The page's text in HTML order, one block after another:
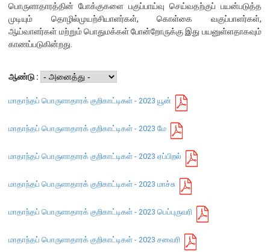
நிறுவனக் கட்டமைப்பு
முதன்மை அலுவலர்கள்
திணைக்களங்கள்
வங்கிப் பணிமனை
வங்கிப் பணிமனை
நூலகம் மற்றும் தகவல் நிலையம்
வங்கித்தொழில் கற்கைகளுக்கான நிலையம்
பொருளாதார வரலாற்று அரும்பொருட் காட்சிச் சாலை
எக்ஸ்டர் அறிக்கை
பொருளாதாரத்தின் போக்குகளை பகுப்பாய்வு செய்வதற்குப் பயன்படுத்த
முடியும் தொழில்முயற்சியாளர்கள், கொள்கை வகுப்பாளர்கள்,
ஆய்வாளர்கள் மற்றும் பொதுமக்கள் போன்றோருக்கு இது பயனுள்ளதாகவும்
காணப்படுகின்றது.
ஆண்டு :
மாதாந்தப் பொருளாதாரக் குறிகாட்டிகள் - 2023 யூன்
மாதாந்தப் பொருளாதாரக் குறிகாட்டிகள் - 2023 மே
மாதாந்தப் பொருளாதாரக் குறிகாட்டிகள் - 2023 ஏப்பிறல்
மாதாந்தப் பொருளாதாரக் குறிகாட்டிகள் - 2023 மாச்சு
மாதாந்தப் பொருளாதாரக் குறிகாட்டிகள் - 2023 பெப்புருவரி
மாதாந்தப் பொருளாதாரக் குறிகாட்டிகள் - 2023 சனவரி